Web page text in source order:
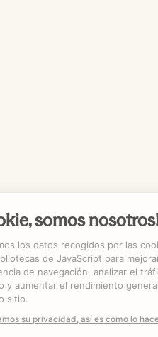
¡Cookie, somos
Utilizamos los datos recogidos
y las bibliotecas de JavaScript
experiencia de navegación,
del sitio y aumentar el
nuestro sitio.
Respetamos su privacidad, así es